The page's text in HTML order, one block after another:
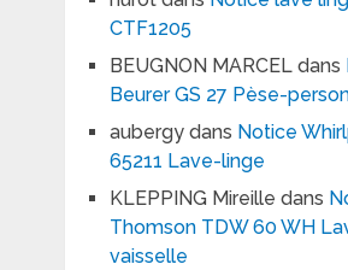
CTF1205
BEUGNON MARCELdans
Beurer GS 27 Pèse-
aubergydans Notice
65211 Lave-linge
KLEPPING Mireille dans
Thomson TDW 60 WH
vaisselle